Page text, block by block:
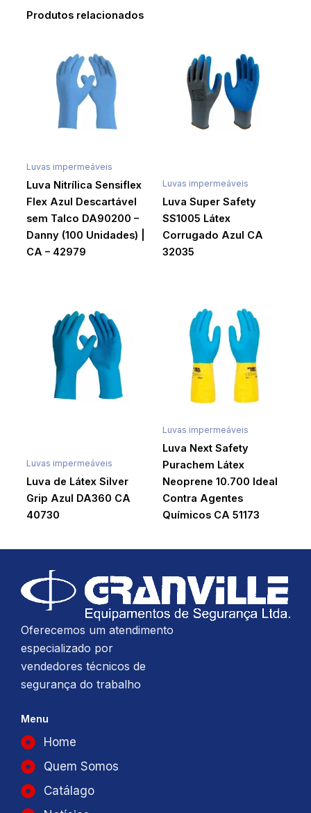
Produtos relacionados
Luvas impermeáveis
Luva Nitrílica Sensiflex
Flex Azul Descartável
sem Talco DA90200 –
Danny (100 Unidades) |
CA – 42979
Luvas impermeáveis
Luva Super Safety
SS1005 Látex
Corrugado Azul CA
32035
Luvas impermeáveis
Luva de Látex Silver
Grip Azul DA360 CA
40730
Luvas impermeáveis
Luva Next Safety
Purachem Látex
Neoprene 10.700 Ideal
Contra Agentes
Químicos CA 51173
Oferecemos um atendimento
especializado por
vendedores técnicos de
segurança do trabalho
Menu
Home
Quem Somos
Catálago